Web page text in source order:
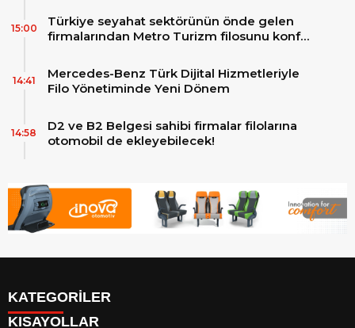
Türkiye seyahat sektörünün önde gelen
firmalarından Metro Turizm filosunu konfor
MAN Skyliner ile güçlendirdi!
15:00
Mercedes-Benz Türk Dijital Hizmetleriyle
Filo Yönetiminde Yeni Dönem
14:41
D2 ve B2 Belgesi sahibi firmalar filolarına
otomobil de ekleyebilecek!
14:58
KATEGORİLER
KISAYOLLAR